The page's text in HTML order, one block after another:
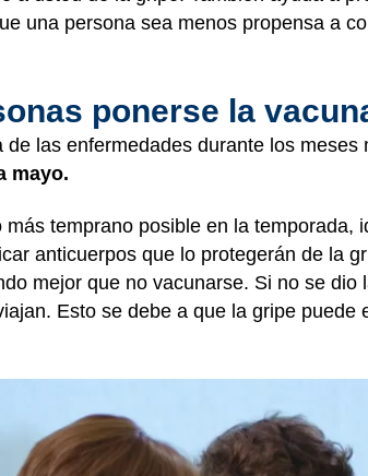
una persona sea menos propensa a
ponerse la
las enfermedades durante los
mayo.
temprano posible en la temporada,
anticuerpos que lo protegerán de la
mejor que no vacunarse. Si no se
Esto se debe a que la gripe puede